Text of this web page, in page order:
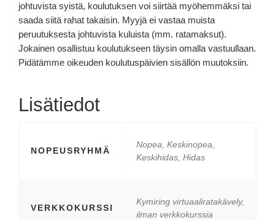
johtuvista syistä, koulutuksen voi siirtää myöhemmäksi tai
saada siitä rahat takaisin. Myyjä ei vastaa muista
peruutuksesta johtuvista kuluista (mm. ratamaksut).
Jokainen osallistuu koulutukseen täysin omalla vastuullaan.
Pidätämme oikeuden koulutuspäivien sisällön muutoksiin.
Lisätiedot
NOPEUSRYHMÄ
Nopea, Keskinopea,
Keskihidas, Hidas
VERKKOKURSSI
Kymiring virtuaaliratakävely,
ilman verkkokurssia